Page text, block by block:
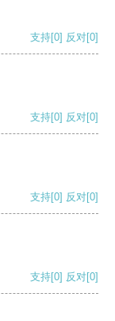
支持[0] 反对[0]
支持[0] 反对[0]
支持[0] 反对[0]
支持[0] 反对[0]